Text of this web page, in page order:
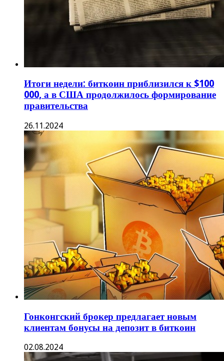
Итоги недели: биткоин приблизился к $100
000, а в США продолжилось формирование
правительства
26.11.2024
Гонконгский брокер предлагает новым
клиентам бонусы на депозит в биткоин
02.08.2024